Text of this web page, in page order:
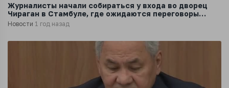
Журналисты начали собираться у входа во дворец
Чираган в Стамбуле, где ожидаются переговоры
России и Украины
Новости 1 год назад